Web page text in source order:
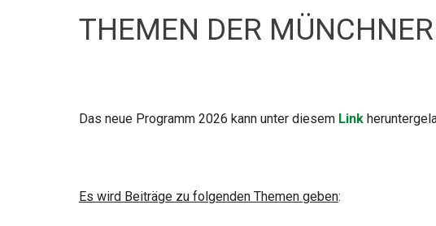
THEMEN DER
Das neue Programm 2026 kann unter diesem Link
Es wird Beiträge zu folgenden Themen geben: